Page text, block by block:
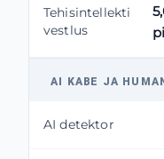
Tehisintellekti
vestlus
AI KABE JA
AI detektor